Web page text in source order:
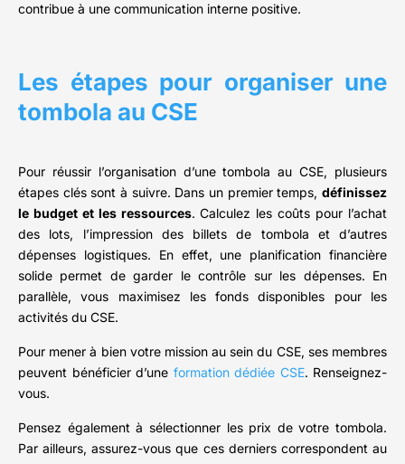
contribue à une communication interne positive.
Les étapes pour organiser une
tombola au CSE
Pour réussir l’organisation d’une tombola au CSE, plusieurs
étapes clés sont à suivre. Dans un premier temps, définissez
le budget et les ressources. Calculez les coûts pour l’achat
des lots, l’impression des billets de tombola et d’autres
dépenses logistiques. En effet, une planification financière
solide permet de garder le contrôle sur les dépenses. En
parallèle, vous maximisez les fonds disponibles pour les
activités du CSE.
Pour mener à bien votre mission au sein du CSE, ses membres
peuvent bénéficier d’une formation dédiée CSE. Renseignez-
vous.
Pensez également à sélectionner les prix de votre tombola.
Par ailleurs, assurez-vous que ces derniers correspondent au